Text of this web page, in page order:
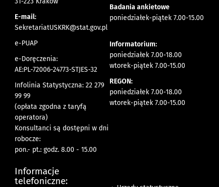
E-mail:
SekretariatUSKRK@stat.gov.pl
e-PUAP
e-Doręczenia:
AE:PL-72006-24773-STJES-32
Infolinia Statystyczna: 22 279
99 99
(opłata zgodna z taryfą
operatora)
Konsultanci są dostępni w dni
robocze:
pon.- pt.: godz. 8.00 - 15.00
Badania ankietowe
poniedziałek-piątek 7.00-15.00
Informatorium:
poniedziałek 7.00-18.00
wtorek-piątek 7.00-15.00
REGON:
poniedziałek 7.00-18.00
wtorek-piątek 7.00-15.00
Informacje
telefoniczne: